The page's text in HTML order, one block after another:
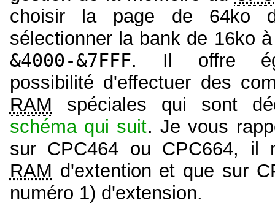
choisir la page de 64ko
sélectionner la bank de 16ko
&4000-&7FFF. Il offre
possibilité d'effectuer des
RAM spéciales qui sont
schéma qui suit. Je vous
sur CPC464 ou CPC664, il
RAM d'extention et que sur
numéro 1) d'extension.